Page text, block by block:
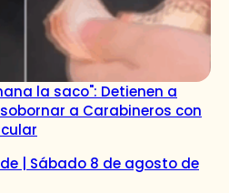
la saco": Detienen a
a Carabineros con
| Sábado 8 de agosto de